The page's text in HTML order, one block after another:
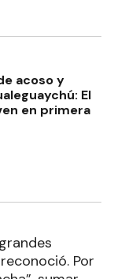
acoso y
El
en primera
Por